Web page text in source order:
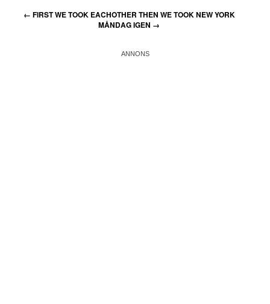
← FIRST WE TOOK EACHOTHER THEN WE TOOK NEW YORK
MÅNDAG IGEN →